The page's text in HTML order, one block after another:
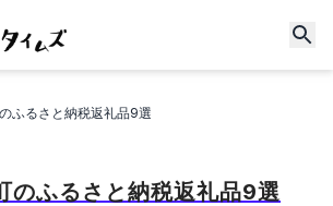
ふるさと納税返礼品9選
のふるさと納税返礼品9選